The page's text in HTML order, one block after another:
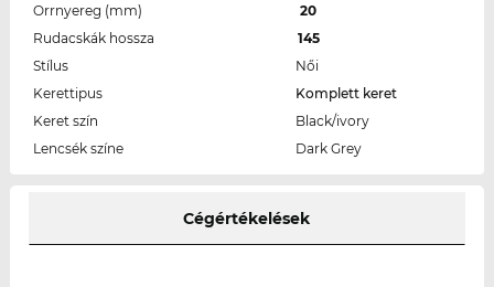
Orrnyereg (mm)
20
Rudacskák hossza
145
Stílus
Női
Kerettipus
Komplett keret
Keret szín
Black/ivory
Lencsék színe
Dark Grey
Cégértékelések